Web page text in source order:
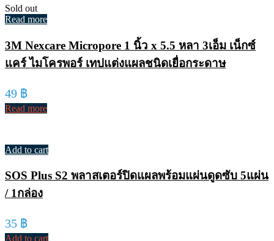
Sold out
Read more
3M Nexcare Micropore 1 นิ้ว x 5.5 หลา 3เอ็ม เน็กซ์
แคร์ ไมโครพอร์ เทปแต่งแผลชนิดเยื่อกระดาษ
49 ฿
Read more
Add to cart
SOS Plus S2 พลาสเตอร์ปิดแผลพร้อมแผ่นดูดซับ 5แผ่น
/ 1กล่อง
35 ฿
Add to cart